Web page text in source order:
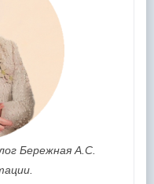
Бережная А.С.